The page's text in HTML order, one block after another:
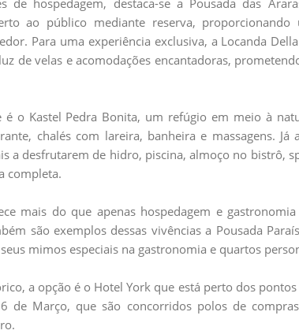
de hospedagem, destaca-se a Pousada das
ao público mediante reserva,
Para uma experiência exclusiva, a Locanda
de velas e acomodações encantadoras,
é o Kastel Pedra Bonita, um refúgio em meio à
chalés com lareira, banheira e massagens. Já
a desfrutarem de hidro, piscina, almoço no bistrô,
completa.
mais do que apenas hospedagem e
são exemplos dessas vivências a Pousada
mimos especiais na gastronomia e quartos
a opção é o Hotel York que está perto dos
de Março, que são concorridos polos de